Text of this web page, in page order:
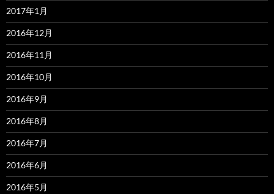
2017年1月
2016年12月
2016年11月
2016年10月
2016年9月
2016年8月
2016年7月
2016年6月
2016年5月